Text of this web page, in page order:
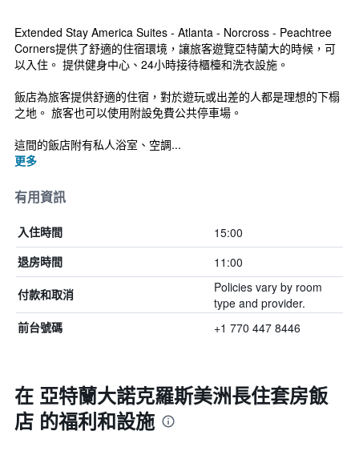
Extended Stay America Suites - Atlanta - Norcross - Peachtree
Corners提供了舒適的住宿環境，讓旅客遊覽亞特蘭大的時候，可
以入住。 提供健身中心、24小時接待櫃檯和洗衣設施。
飯店為旅客提供舒適的住宿，對於遊玩或出差的人都是理想的下榻
之地。 旅客也可以使用附設免費公共停車場。
這間的飯店附有私人浴室、空調...
更多
有用資訊
入住時間 15:00
退房時間 11:00
付款和取消
Policies vary by room
type and provider.
前台號碼 +1 770 447 8446
在 亞特蘭大諾克羅斯美洲長住套房飯
店 的福利和設施